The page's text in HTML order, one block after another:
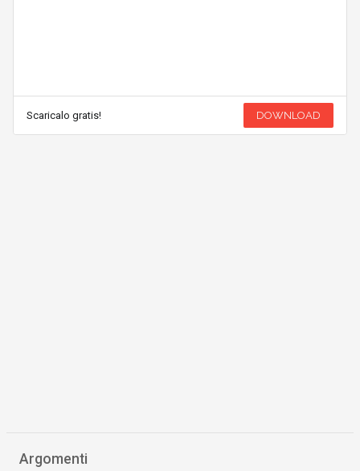
Scaricalo gratis! DOWNLOAD
Argomenti